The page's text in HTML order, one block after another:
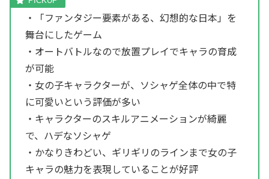
・「ファンタジー要素がある、幻想的な日本」を
舞台にしたゲーム
・オートバトルなので放置プレイでキャラの育成
が可能
・女の子キャラクターが、ソシャゲ全体の中で特
に可愛いという評価が多い
・キャラクターのスキルアニメーションが綺麗
で、ハデなソシャゲ
・かなりきわどい、ギリギリのラインまで女の子
キャラの魅力を表現していることが好評